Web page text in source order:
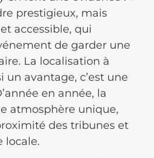
prestigieux, mais
accessible, qui
de garder une
La localisation à
un avantage, c’est une
en année, la
atmosphère unique,
des tribunes et
locale.